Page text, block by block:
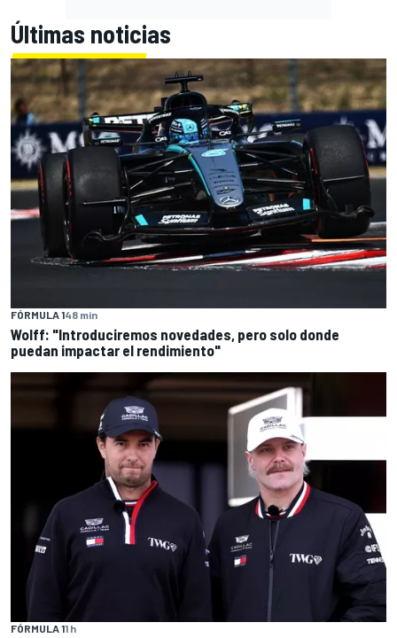
Últimas noticias
FÓRMULA 148 min
Wolff: "Introduciremos novedades, pero solo donde
puedan impactar el rendimiento"
FÓRMULA 11 h